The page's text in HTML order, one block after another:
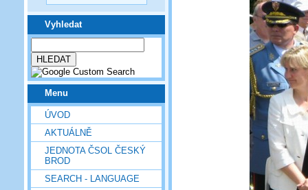
Vyhledat
Menu
ÚVOD
AKTUÁLNĚ
JEDNOTA ČSOL ČESKÝ
BROD
SEARCH - LANGUAGE